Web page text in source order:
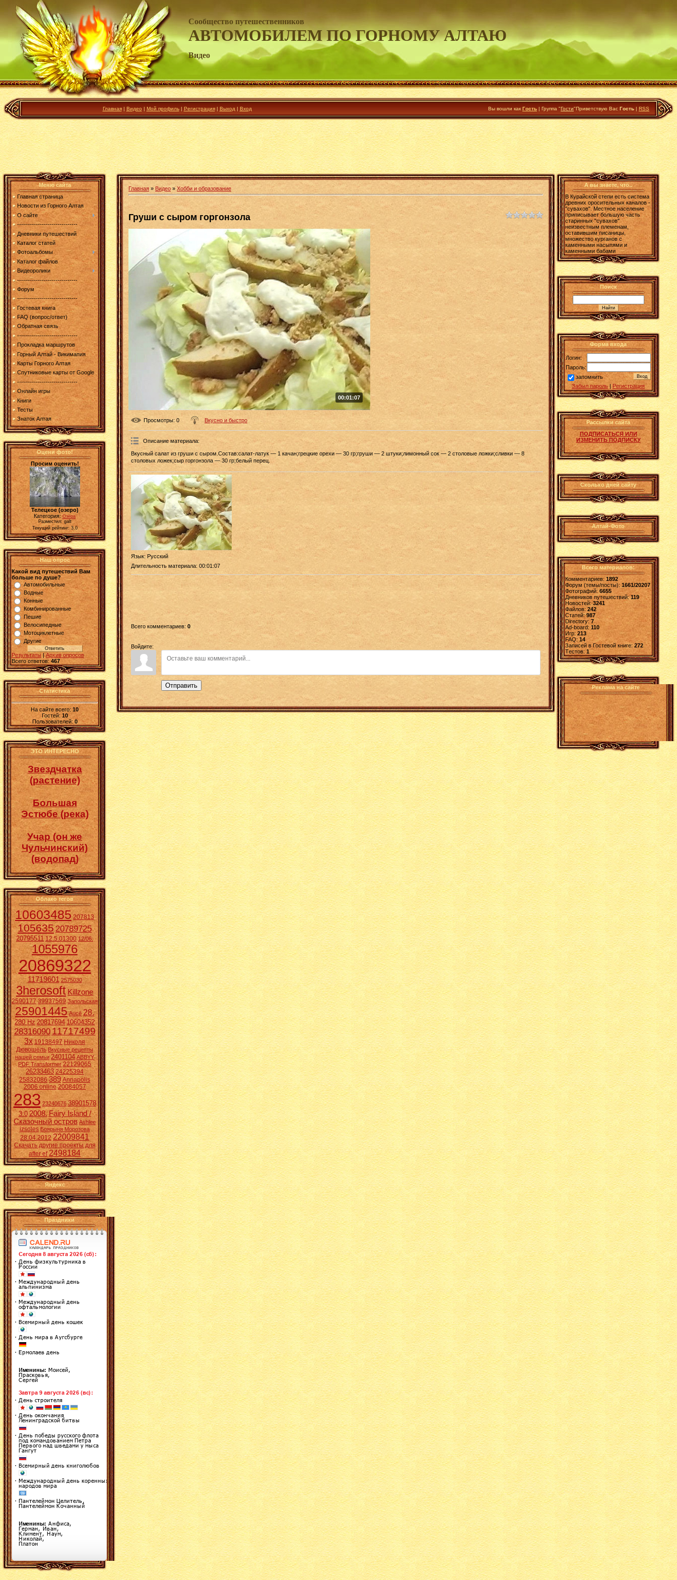
Сообщество путешественников
АВТОМОБИЛЕМ ПО ГОРНОМУ АЛТАЮ
Видео
Главная| Видео| Мой профиль| Регистрация| Выход | Вход Вы вошли как Гость | Группа "Гости"Приветствую Вас Гость | RSS
Меню сайта
Главная страница
Новости из Горного Алтая
О сайте
------------------------------
Дневники путешествий
Каталог статей
Фотоальбомы
Каталог файлов
Видеоролики
------------------------------
Форум
------------------------------
Гостевая книга
FAQ (вопрос/ответ)
Обратная связь
------------------------------
Прокладка маршрутов
Горный Алтай - Викимапия
Карты Горного Алтая
Спутниковые карты от Google
------------------------------
Онлайн игры
Книги
Тесты
Знаток Алтая
Оцени фото!
Просим оценить!
Телецкое (озеро)
Категория:Озёра
Разместил: galt
Текущий рейтинг: 3.0
Наш опрос
Какой вид путешествий Вам
больше по душе?
Автомобильные
Водные
Конные
Комбинированные
Пешие
Велосипедные
Мотоциклетные
Другие
Результаты |Архив опросов
Всего ответов: 467
Статистика
На сайте всего:10
Гостей: 10
Пользователей: 0
ЭТО ИНТЕРЕСНО
Звездчатка
(растение)
Большая
Эстюбе (река)
Учар (он же
Чульчинский)
(водопад)
Облако тегов
10603485 207813
10563520789725
20795511 12.5.01300 12/06.
1055976
20869322
11719601 2575030
3herosoft Killzone
2590177 39937569 Запольская
25901445 Aucē 28.
280 Hz 20817694 10604352
2831609011717499
3x 19138497 Николя
Дювошель Вкусные рецепты
нашей семьи 2401104 ABBYY
PDF Transformer 22129065
26233463 24225394
25832086 389 Annapolis
2006 online 20084057
283 23240676 38901578
3:0 2008. Fairy Island /
Сказочный остров Ashlee
izsoles Боярыня Морозова
28.04.2012 22009841
Скачать другие проекты для
after ef 2498184
Яндекс
Праздники
Главная » Видео» Хобби и образование
Груши с сыром горгонзола
00:01:07
Просмотры: 0 Вкусно и быстро
Описание материала:
Вкусный салат из груши с сыром.Состав:салат-латук — 1 качан;грецкие орехи — 30 гр;груши — 2 штуки;лимонный сок — 2 столовые ложки;сливки — 8
столовых ложек;сыр горгонзола — 30 гр;белый перец.
Язык: Русский
Длительность материала: 00:01:07
Всего комментариев: 0
Войдите:
Отправить
А вы знаете, что..
В Курайской степи есть система
древних оросительных каналов -
"сувахов". Местное население
приписывает большую часть
старинных "сувахов"
неизвестным племенам,
оставившим писаницы,
множество курганов с
каменными насыпями и
каменными бабами
Поиск
Форма входа
Логин:
Пароль:
запомнить
Забыл пароль | Регистрация
Рассылки сайта
ПОДПИСАТЬСЯ ИЛИ
ИЗМЕНИТЬ ПОДПИСКУ
Сколько дней сайту
Алтай-Фото
Всего материалов:
Комментариев: 1892
Форум (темы/посты):1661/20207
Фотографий:6655
Дневников путешествий:119
Новостей:3241
Файлов: 242
Статей:987
Directory: 7
Ad-board:110
Игр: 213
FAQ:14
Записей в Гостевой книге:272
Tестов: 1
Реклама на сайте